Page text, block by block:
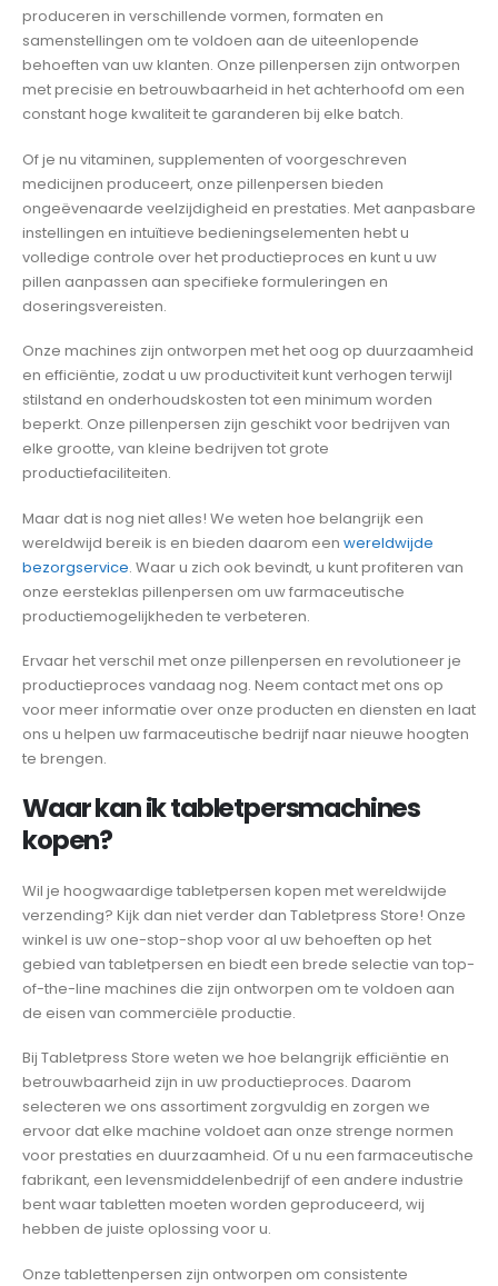
produceren in verschillende vormen, formaten en
samenstellingen om te voldoen aan de uiteenlopende
behoeften van uw klanten. Onze pillenpersen zijn ontworpen
met precisie en betrouwbaarheid in het achterhoofd om een
constant hoge kwaliteit te garanderen bij elke batch.
Of je nu vitaminen, supplementen of voorgeschreven
medicijnen produceert, onze pillenpersen bieden
ongeëvenaarde veelzijdigheid en prestaties. Met aanpasbare
instellingen en intuïtieve bedieningselementen hebt u
volledige controle over het productieproces en kunt u uw
pillen aanpassen aan specifieke formuleringen en
doseringsvereisten.
Onze machines zijn ontworpen met het oog op duurzaamheid
en efficiëntie, zodat u uw productiviteit kunt verhogen terwijl
stilstand en onderhoudskosten tot een minimum worden
beperkt. Onze pillenpersen zijn geschikt voor bedrijven van
elke grootte, van kleine bedrijven tot grote
productiefaciliteiten.
Maar dat is nog niet alles! We weten hoe belangrijk een
wereldwijd bereik is en bieden daarom een wereldwijde
bezorgservice. Waar u zich ook bevindt, u kunt profiteren van
onze eersteklas pillenpersen om uw farmaceutische
productiemogelijkheden te verbeteren.
Ervaar het verschil met onze pillenpersen en revolutioneer je
productieproces vandaag nog. Neem contact met ons op
voor meer informatie over onze producten en diensten en laat
ons u helpen uw farmaceutische bedrijf naar nieuwe hoogten
te brengen.
Waar kan ik tabletpersmachines
kopen?
Wil je hoogwaardige tabletpersen kopen met wereldwijde
verzending? Kijk dan niet verder dan Tabletpress Store! Onze
winkel is uw one-stop-shop voor al uw behoeften op het
gebied van tabletpersen en biedt een brede selectie van top-
of-the-line machines die zijn ontworpen om te voldoen aan
de eisen van commerciële productie.
Bij Tabletpress Store weten we hoe belangrijk efficiëntie en
betrouwbaarheid zijn in uw productieproces. Daarom
selecteren we ons assortiment zorgvuldig en zorgen we
ervoor dat elke machine voldoet aan onze strenge normen
voor prestaties en duurzaamheid. Of u nu een farmaceutische
fabrikant, een levensmiddelenbedrijf of een andere industrie
bent waar tabletten moeten worden geproduceerd, wij
hebben de juiste oplossing voor u.
Onze tablettenpersen zijn ontworpen om consistente